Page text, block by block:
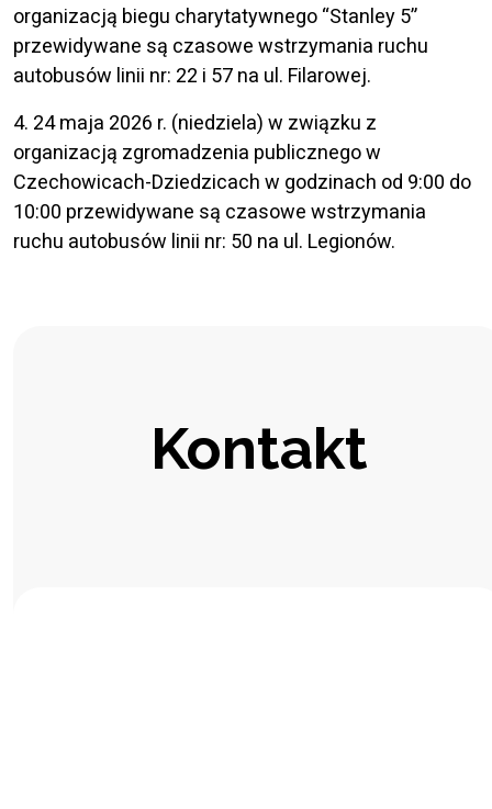
organizacją biegu charytatywnego “Stanley 5”
przewidywane są czasowe wstrzymania ruchu
autobusów linii nr: 22 i 57 na ul. Filarowej.
4. 24 maja 2026 r. (niedziela) w związku z
organizacją zgromadzenia publicznego w
Czechowicach-Dziedzicach w godzinach od 9:00 do
10:00 przewidywane są czasowe wstrzymania
ruchu autobusów linii nr: 50 na ul. Legionów.
Kontakt